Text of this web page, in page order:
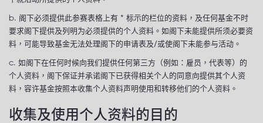
b. 阁下必须提供此参赛表格上有 * 标示的栏位的资料，及任何基金不时
要求阁下提供及列明为必须提供的个人资料。如阁下未能提供所须必要资
料，可能导致基金无法处理阁下的申请表及/或使阁下未能参与活动。
c. 如阁下在任何时候向我们提供任何第三方（例如：雇员，代表等）的
个人资料，阁下保证并承诺阁下已获得相关个人的同意向提供其个人资
料，容许基金按照本收集个人资料声明使用和转移他们的个人资料。
收集及使用个人资料的目的